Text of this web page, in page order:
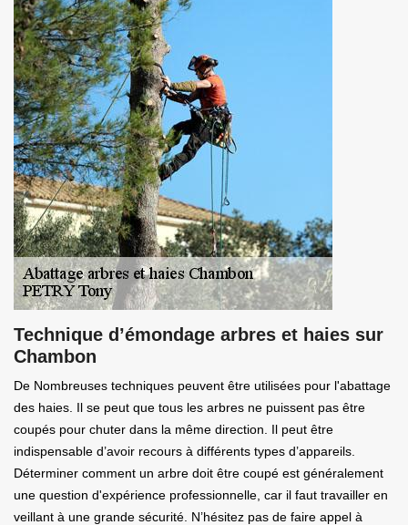
Technique d’émondage arbres et haies sur
Chambon
De Nombreuses techniques peuvent être utilisées pour l'abattage
des haies. Il se peut que tous les arbres ne puissent pas être
coupés pour chuter dans la même direction. Il peut être
indispensable d’avoir recours à différents types d’appareils.
Déterminer comment un arbre doit être coupé est généralement
une question d'expérience professionnelle, car il faut travailler en
veillant à une grande sécurité. N’hésitez pas de faire appel à